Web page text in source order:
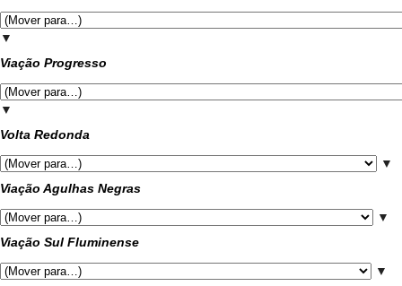
▼
Viação Progresso
▼
Volta Redonda
▼
Viação Agulhas Negras
▼
Viação Sul Fluminense
▼